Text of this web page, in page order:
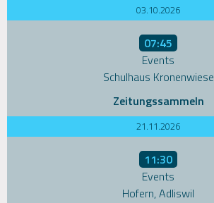
03.10.2026
07:45
Events
Schulhaus Kronenwiese
Zeitungssammeln
21.11.2026
11:30
Events
Hofern, Adliswil